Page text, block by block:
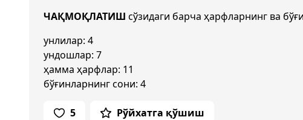
ЧАҚМОҚЛАТИШ сўзидаги барча ҳарфларнинг ва
унлилар: 4
ундошлар: 7
ҳамма ҳарфлар: 11
бўғинларнинг сони: 4
5 Рўйхатга қўшиш